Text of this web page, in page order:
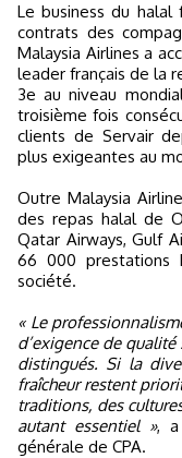
Le business du halal fait rêver. A l’idée d’obtenir de juteux
contrats des
Malaysia Airlines a
leader français de la
3e au niveau
troisième fois
clients de Servair
plus exigeantes au
Outre Malaysia
des repas halal de
Qatar Airways, Gulf
66 000 prestations
société.
« Le
d’exigence de
distingués. Si la
fraîcheur restent
traditions, des
autant essentiel », a
générale de CPA.